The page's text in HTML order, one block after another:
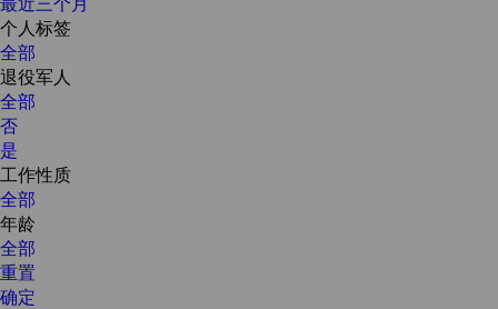
个人标签
全部
退役军人
全部
否
是
工作性质
全部
年龄
全部
重置
确定